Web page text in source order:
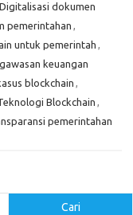
Digitalisasi dokumen
pemerintahan ,
untuk pemerintah ,
keuangan
blockchain ,
Blockchain ,
pemerintahan
Cari